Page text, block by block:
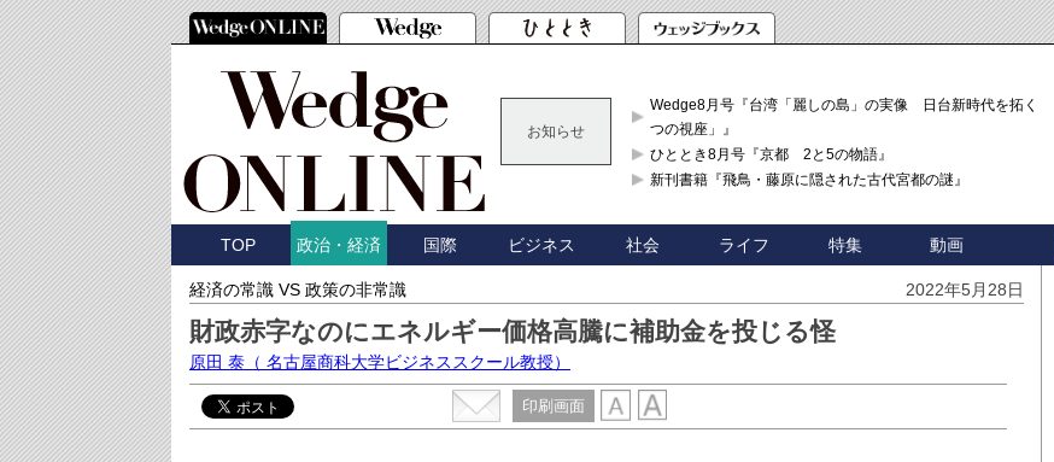
お知らせ
Wedge8月号『台湾「麗しの島」の実像 日台新時代を拓く「3
つの視座」』
ひととき8月号『京都 2と5の物語』
新刊書籍『飛鳥・藤原に隠された古代宮都の謎』
TOP 政治・経済 国際 ビジネス 社会 ライフ 特集 動画
経済の常識 VS 政策の非常識 2022年5月28日
財政赤字なのにエネルギー価格高騰に補助金を投じる怪
原田 泰 （ 名古屋商科大学ビジネススクール教授）
印刷画面